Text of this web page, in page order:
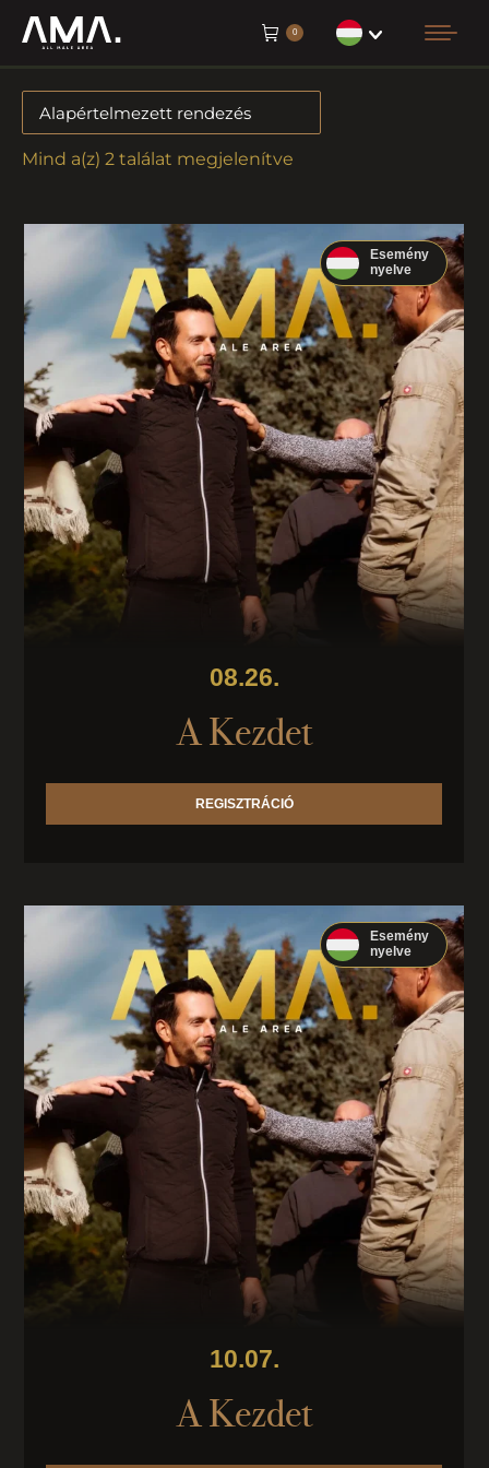
0
Mind a(z) 2 találat megjelenítve
Esemény
nyelve
08.26.
A Kezdet
REGISZTRÁCIÓ
Esemény
nyelve
10.07.
A Kezdet